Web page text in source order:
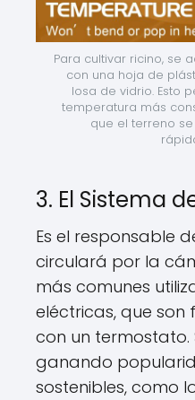
Para cultivar ricino, se
con una hoja de
losa de vidrio. Esto
temperatura más
que el terreno
3. El Sistema
Es el responsable
circulará por la
más comunes
eléctricas, que
con un termostato.
ganando
sostenibles, como